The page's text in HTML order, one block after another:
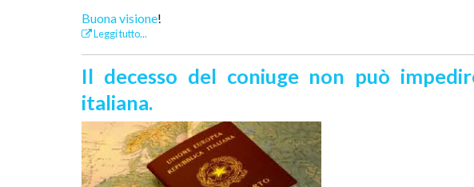
Buona visione!
Leggi tutto...
Il decesso del coniuge non può
italiana.